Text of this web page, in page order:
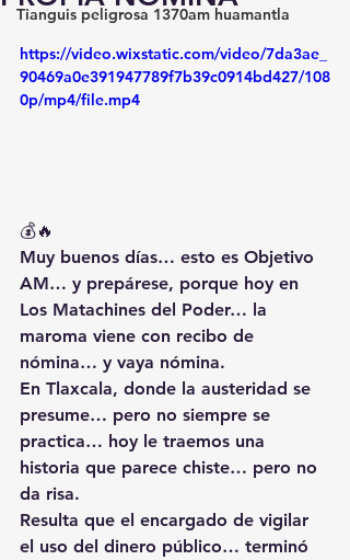
Tianguis peligrosa 1370am huamantla
https://video.wixstatic.com/video/7da3ae_
90469a0e391947789f7b39c0914bd427/108
0p/mp4/file.mp4
💰🔥
Muy buenos días… esto es Objetivo
AM… y prepárese, porque hoy en
Los Matachines del Poder… la
maroma viene con recibo de
nómina… y vaya nómina.
En Tlaxcala, donde la austeridad se
presume… pero no siempre se
practica… hoy le traemos una
historia que parece chiste… pero no
da risa.
Resulta que el encargado de vigilar
el uso del dinero público… terminó